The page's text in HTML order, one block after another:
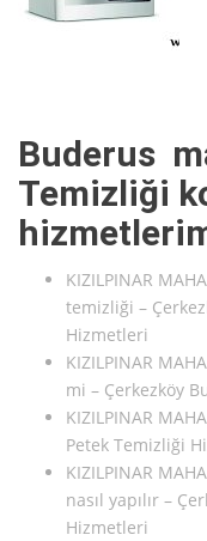
Buderus
Temizliği
KIZILPINAR
temizliği –
Hizmetleri
KIZILPINAR
mi – Çerkezköy
KIZILPINAR
Petek Temizliği
KIZILPINAR
nasıl yapılır –
Hizmetleri